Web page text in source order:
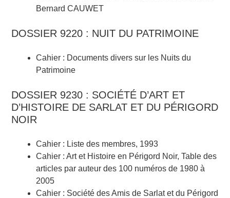
Bernard CAUWET
DOSSIER 9220 : NUIT DU PATRIMOINE
Cahier : Documents divers sur les Nuits du
Patrimoine
DOSSIER 9230 : SOCIÉTÉ D’ART ET
D’HISTOIRE DE SARLAT ET DU PÉRIGORD
NOIR
Cahier : Liste des membres, 1993
Cahier : Art et Histoire en Périgord Noir, Table des
articles par auteur des 100 numéros de 1980 à
2005
Cahier : Société des Amis de Sarlat et du Périgord